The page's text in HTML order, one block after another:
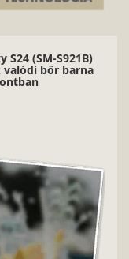
S24 (SM-S921B)
bőr barna